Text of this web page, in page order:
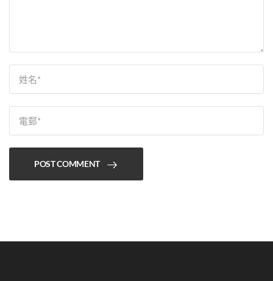
POST COMMENT